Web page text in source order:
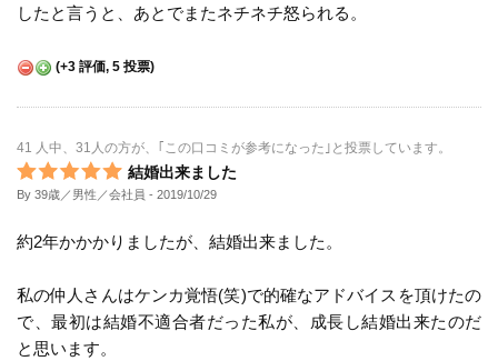
したと言うと、あとでまたネチネチ怒られる。
(+3 評価, 5 投票)
41 人中、31人の方が、｢この口コミが参考になった｣と投票しています。
結婚出来ました
By 39歳／男性／会社員 - 2019/10/29
約2年かかかりましたが、結婚出来ました。
私の仲人さんはケンカ覚悟(笑)で的確なアドバイスを頂けたの
で、最初は結婚不適合者だった私が、成長し結婚出来たのだ
と思います。